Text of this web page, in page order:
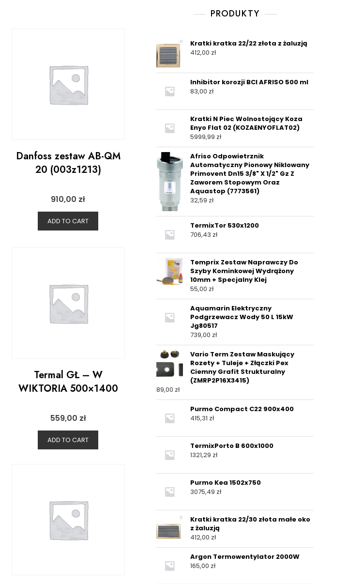
Danfoss zestaw AB-QM
20 (003z1213)
910,00 zł
ADD TO CART
Termal GŁ – W
WIKTORIA 500×1400
559,00 zł
ADD TO CART
PRODUKTY
Kratki kratka 22/22 złota z żaluzją
412,00 zł
Inhibitor korozji BCI AFRISO 500 ml
83,00 zł
Kratki N Piec Wolnostojący Koza
Enyo Flat 02 (KOZAENYOFLAT02)
5999,99 zł
Afriso Odpowietrznik
Automatyczny Pionowy Niklowany
Primovent Dn15 3/8" X 1/2" Gz Z
Zaworem Stopowym Oraz
Aquastop (7773561)
32,59 zł
TermixTor 530x1200
706,43 zł
Temprix Zestaw Naprawczy Do
Szyby Kominkowej Wydrążony
10mm + Specjalny Klej
55,00 zł
Aquamarin Elektryczny
Podgrzewacz Wody 50 L 15kW
Jg80517
739,00 zł
Vario Term Zestaw Maskujący
Rozety + Tuleje + Złączki Pex
Ciemny Grafit Strukturalny
(ZMRP2P16X3415)
89,00 zł
Purmo Compact C22 900x400
415,31 zł
TermixPorto B 600x1000
1321,29 zł
Purmo Kea 1502x750
3075,49 zł
Kratki kratka 22/30 złota małe oko
z żaluzją
412,00 zł
Argon Termowentylator 2000W
165,00 zł